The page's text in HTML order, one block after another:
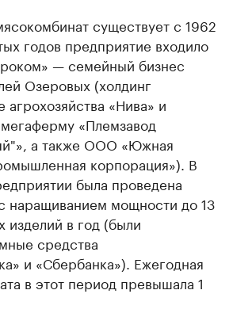
существует с 1962
годов предприятие входило
— семейный бизнес
Озеровых (холдинг
агрохозяйства «Нива» и
«Племзавод
а также ООО «Южная
корпорация»). В
была проведена
наращиванием мощности до 13
изделий в год (были
средства
и «Сбербанка»). Ежегодная
в этот период превышала 1